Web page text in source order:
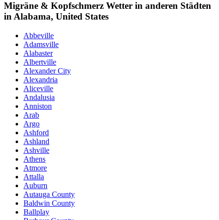
Migräne & Kopfschmerz Wetter in anderen Städten
in Alabama, United States
Abbeville
Adamsville
Alabaster
Albertville
Alexander City
Alexandria
Aliceville
Andalusia
Anniston
Arab
Argo
Ashford
Ashland
Ashville
Athens
Atmore
Attalla
Auburn
Autauga County
Baldwin County
Ballplay